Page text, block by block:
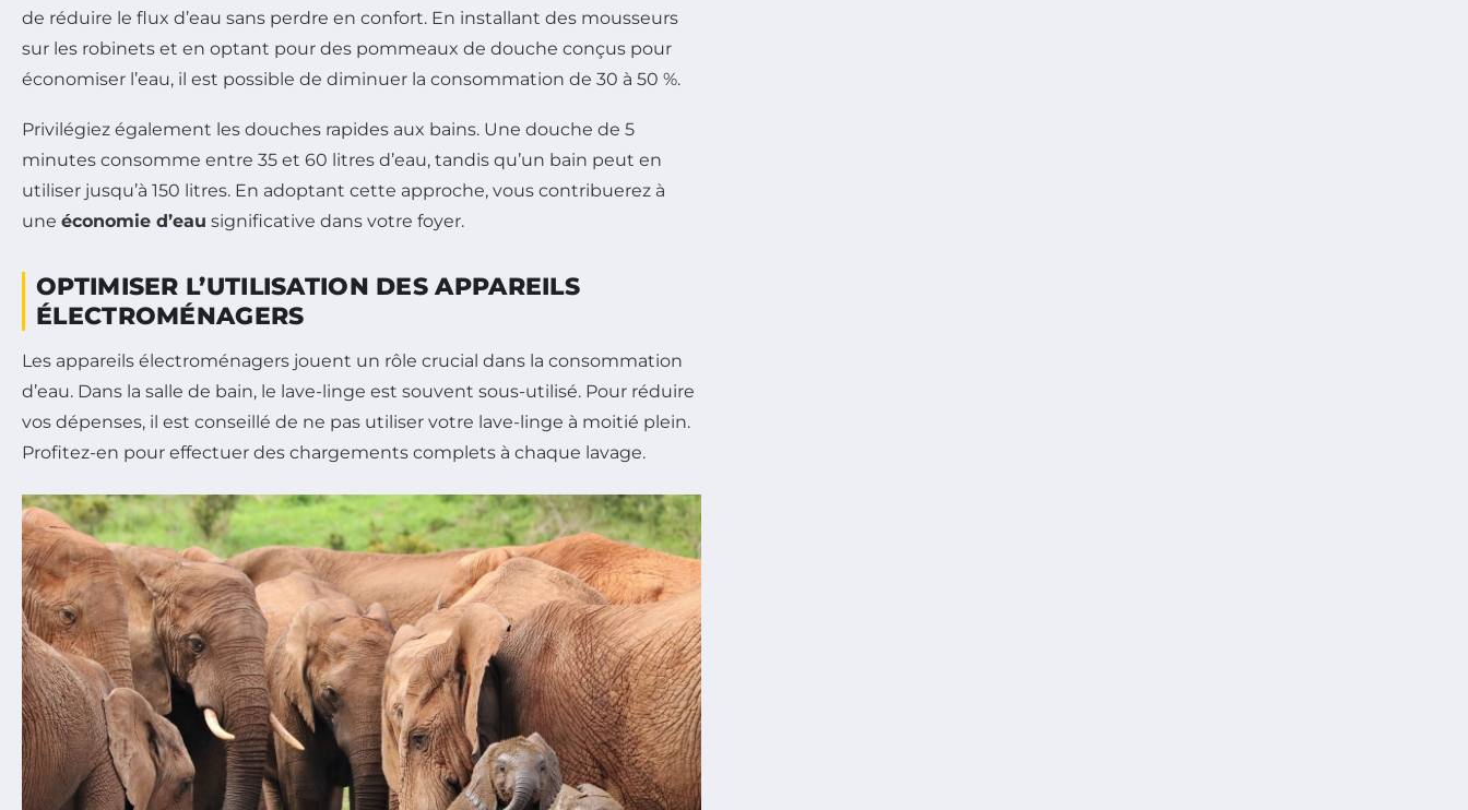
de réduire le flux d’eau sans perdre en confort. En installant des mousseurs
sur les robinets et en optant pour des pommeaux de douche conçus pour
économiser l’eau, il est possible de diminuer la consommation de 30 à 50 %.
Privilégiez également les douches rapides aux bains. Une douche de 5
minutes consomme entre 35 et 60 litres d’eau, tandis qu’un bain peut en
utiliser jusqu’à 150 litres. En adoptant cette approche, vous contribuerez à
une économie d’eau significative dans votre foyer.
OPTIMISER L’UTILISATION DES APPAREILS
ÉLECTROMÉNAGERS
Les appareils électroménagers jouent un rôle crucial dans la consommation
d’eau. Dans la salle de bain, le lave-linge est souvent sous-utilisé. Pour réduire
vos dépenses, il est conseillé de ne pas utiliser votre lave-linge à moitié plein.
Profitez-en pour effectuer des chargements complets à chaque lavage.